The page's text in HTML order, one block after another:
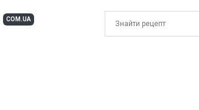
COM.UA